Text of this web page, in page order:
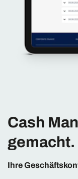
Cash
gemacht.
Ihre